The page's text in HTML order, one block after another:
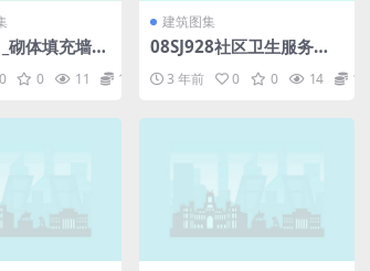
砌体填充墙结
0 0 11 1.98
建筑图集
08SJ928社区卫生服务中
3 年前 0 0 14 1.98